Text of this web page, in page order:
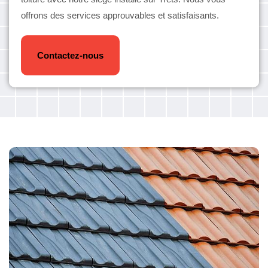
offrons des services approuvables et satisfaisants.
Contactez-nous